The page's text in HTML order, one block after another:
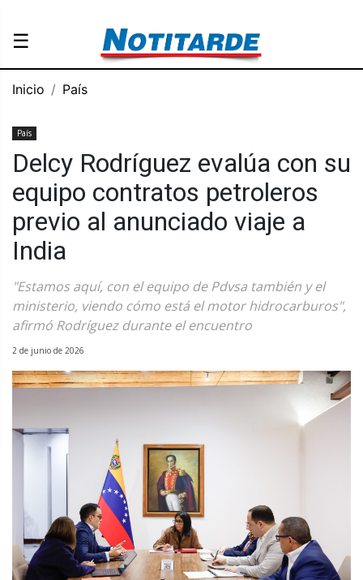
☰
Inicio País
País
Delcy Rodríguez evalúa con su
equipo contratos petroleros
previo al anunciado viaje a
India
"Estamos aquí, con el equipo de Pdvsa también y el
ministerio, viendo cómo está el motor hidrocarburos",
afirmó Rodríguez durante el encuentro
2 de junio de 2026